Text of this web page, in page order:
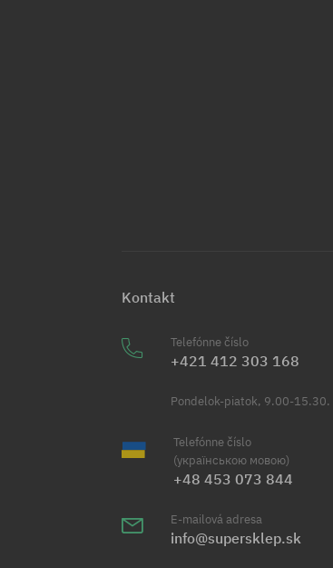
Kontakt
Telefónne číslo
+421 412 303 168
Pondelok-piatok, 9.00-15.30.
Telefónne číslo
(українською мовою)
+48 453 073 844
E-mailová adresa
info@supersklep.sk